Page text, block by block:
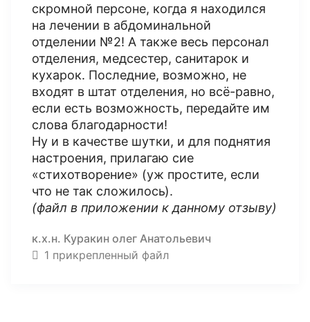
скромной персоне, когда я находился
на лечении в абдоминальной
отделении №2! А также весь персонал
отделения, медсестер, санитарок и
кухарок. Последние, возможно, не
входят в штат отделения, но всё-равно,
если есть возможность, передайте им
слова благодарности!
Ну и в качестве шутки, и для поднятия
настроения, прилагаю сие
«стихотворение» (уж простите, если
что не так сложилось).
(файл в приложении к данному отзыву)
к.х.н. Куракин олег Анатольевич
1 прикрепленный файл